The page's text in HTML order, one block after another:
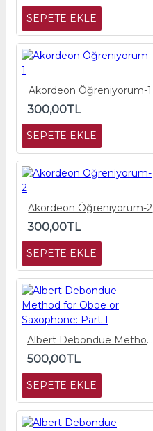
SEPETE EKLE
Akordeon Öğreniyorum-1
300,00TL
SEPETE EKLE
Akordeon Öğreniyorum-2
300,00TL
SEPETE EKLE
Albert Debondue Method for Oboe or Saxophone: Part 1
500,00TL
SEPETE EKLE